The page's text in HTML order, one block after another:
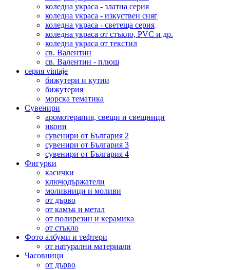
коледна украса - златна серия
коледна украса - изкуствен сняг
коледна украса - светеща серия
коледна украса от стъкло, PVC и др.
коледна украса от текстил
св. Валентин
св. Валентин - плюш
серия vintaje
бижутери и кутии
бижутерия
морска тематика
Сувенири
аромотерапия, свещи и свещници
икони
сувенири от България 2
сувенири от България 3
сувенири от България 4
Фигурки
касички
ключодържатели
моливници и моливи
от дърво
от камък и метал
от полирезин и керамика
от стъкло
Фото албуми и тефтери
от натурални материали
Часовници
от дърво